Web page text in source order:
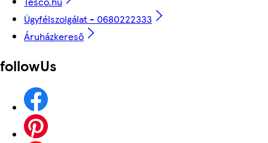
Ügyfélszolgálat - 0680222333
Áruházkereső
followUs